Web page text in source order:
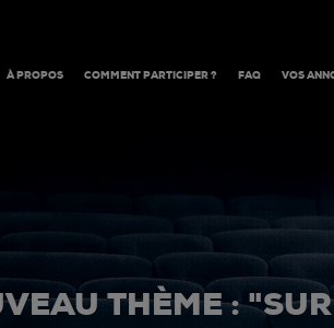
À PROPOS COMMENT PARTICIPER ? FAQ VOS
THÈME :